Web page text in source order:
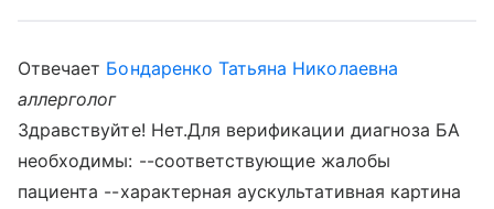
Отвечает Бондаренко Татьяна Николаевна
аллерголог
Здравствуйте! Нет.Для верификации диагноза БА
необходимы: --соответствующие жалобы
пациента --характерная аускультативная картина